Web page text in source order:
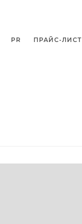
PR ПРАЙС-ЛИСТ